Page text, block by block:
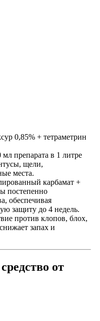
0,85% + тетраметрин
мл препарата в 1 литре
щели,
места.
карбамат +
постепенно
обеспечивая
защиту до 4 недель.
против клопов, блох,
запах и
от